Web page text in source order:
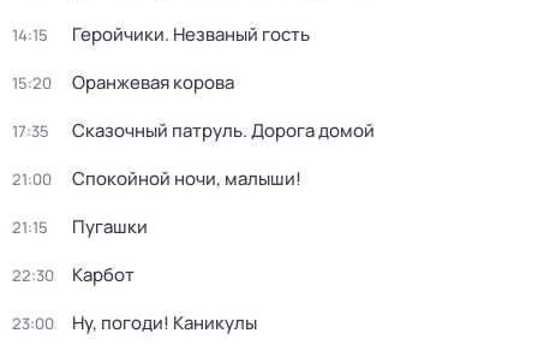
14:15 Геройчики. Незваный гость
15:20 Оранжевая корова
17:35 Сказочный патруль. Дорога домой
21:00 Спокойной ночи, малыши!
21:15 Пугашки
22:30 Карбот
23:00 Ну, погоди! Каникулы